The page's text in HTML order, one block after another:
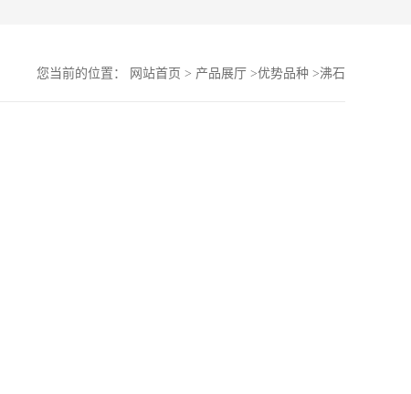
您当前的位置： 网站首页 > 产品展厅 >优势品种 >沸石